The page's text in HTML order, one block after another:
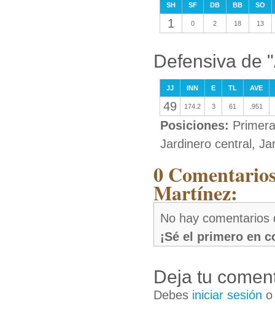
SH SF DB BB SO
1 0 2 18 13
Defensiva de
JJ INN E TL AVE
49 174.2 3 61 .951
Posiciones:
Jardinero central,
0
Martínez:
No hay comentarios
¡Sé el primero en
Deja tu
Debes iniciar sesión